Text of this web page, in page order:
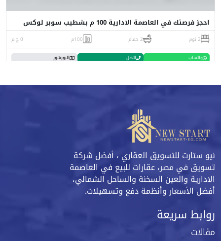
احجز فرصتك في العاصمة الادارية 100 م بشطيب سوبر لوكس
2 نوم 2 حمام 100م 0 ج.م
واتساب اتصل البورشور
نيو ستارت للتسويق العقاري ، أفضل شركة
تسويق في مصر، عقارات للبيع في العاصمة
الادارية والعين السخنة والساحل الشمالي،
أفضل الأسعار وأنظمة دفع وتسهيلات.
روابط سريعة
مقالات